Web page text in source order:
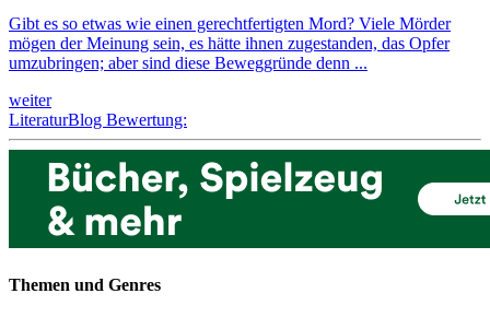
Gibt es so etwas wie einen gerechtfertigten Mord? Viele Mörder
mögen der Meinung sein, es hätte ihnen zugestanden, das Opfer
umzubringen; aber sind diese Beweggründe denn ...
weiter
LiteraturBlog Bewertung:
Themen und Genres